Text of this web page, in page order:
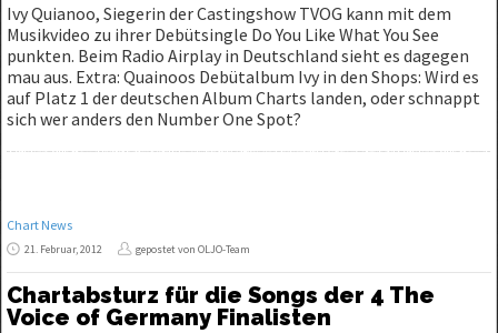
Ivy Quianoo, Siegerin der Castingshow TVOG kann mit dem
Musikvideo zu ihrer Debütsingle Do You Like What You See
punkten. Beim Radio Airplay in Deutschland sieht es dagegen
mau aus. Extra: Quainoos Debütalbum Ivy in den Shops: Wird es
auf Platz 1 der deutschen Album Charts landen, oder schnappt
sich wer anders den Number One Spot?
Chart News
21. Februar, 2012 gepostet von OLJO-Team
Chartabsturz für die Songs der 4 The
Voice of Germany Finalisten